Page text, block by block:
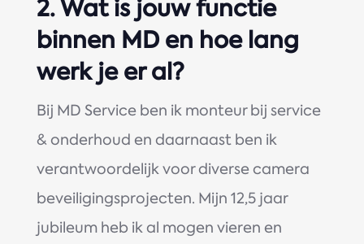
2.Wat is jouw functie
binnen MD en hoe lang
werk je er al?
Bij MD Service ben ik monteur bij service
& onderhoud en daarnaast ben ik
verantwoordelijk voor diverse camera
beveiligingsprojecten. Mijn 12,5 jaar
jubileum heb ik al mogen vieren en